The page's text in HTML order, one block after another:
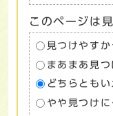
このページは
見つけやすか
まあまあ見
どちらともい
やや見つけに